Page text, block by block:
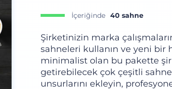
İçeriğinde 40 sahne
Şirketinizin marka
sahneleri kullanın ve yeni bir
minimalist olan bu pakette
getirebilecek çok çeşitli
unsurlarını ekleyin,